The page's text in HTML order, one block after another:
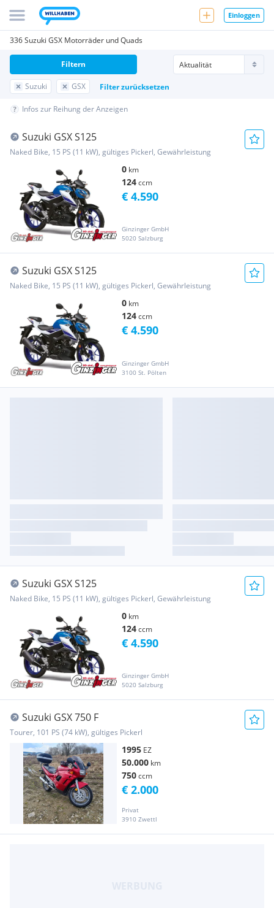
Einloggen
336 Suzuki GSX Motorräder und Quads
Suzuki GSX Filter zurücksetzen
Filtern
Infos zur Reihung der Anzeigen
Suzuki GSX S125
Naked Bike, 15 PS (11 kW), gültiges Pickerl, Gewährleistung
0 km
124ccm
Ginzinger GmbH
5020 Salzburg
€ 4.590
Suzuki GSX S125
Naked Bike, 15 PS (11 kW), gültiges Pickerl, Gewährleistung
0 km
124ccm
Ginzinger GmbH
3100 St. Pölten
€ 4.590
Suzuki GSX S125
Naked Bike, 15 PS (11 kW), gültiges Pickerl, Gewährleistung
0 km
124ccm
Ginzinger GmbH
5020 Salzburg
€ 4.590
Suzuki GSX 750 F
Tourer, 101 PS (74 kW), gültiges Pickerl
1995 EZ
50.000 km
750ccm
Privat
3910 Zwettl
€ 2.000